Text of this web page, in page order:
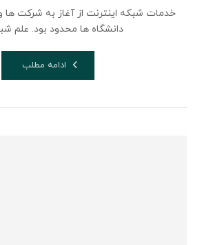
خدمات شبکه اینترنت از آغاز به شرکت ها
دانشگاه ها محدود بود. علم
ادامه مطلب